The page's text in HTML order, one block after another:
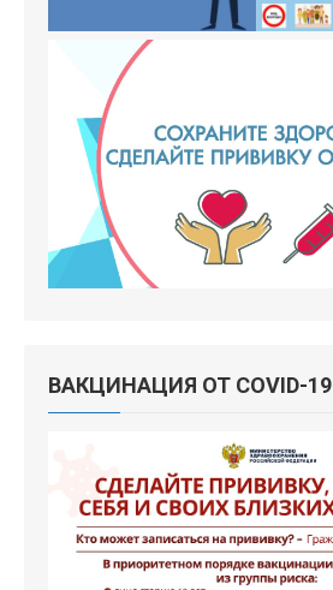
ВАКЦИНАЦИЯ ОТ COVID-19